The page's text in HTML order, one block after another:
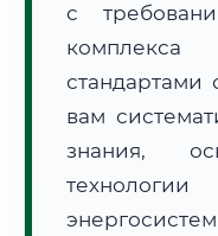
Нажмите на
с
стандартами
вам
знания,